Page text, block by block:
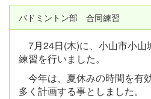
バドミントン部 合同練習
7月24日(木)に、小山市小山
練習を行いました。
今年は、夏休みの時間を有
多く計画する事としました。